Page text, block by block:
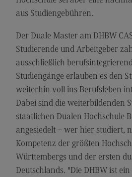
Finance
Modulangebot
Berufsperspektiven
Kontakt
General Business Management
General Business
Modulangebot
Berufsperspektiven
Kontakt
aus Studiengebühren.
Der Duale Master am DHBW
Studierende und Arbeitgeber
ausschließlich
Studiengänge erlauben es den
weiterhin voll ins Berufsleben
Dabei sind die weiterbildenden
staatlichen Dualen Hochschule
angesiedelt – wer hier studiert,
Kompetenz der größten
Württembergs und der ersten
Deutschlands. "Die DHBW ist ein